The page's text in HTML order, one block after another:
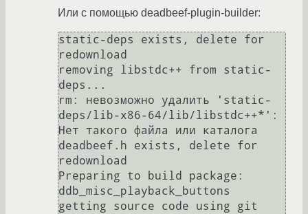
Или с помощью deadbeef-plugin-builder:
static-deps exists, delete for
redownload
removing libstdc++ from static-
deps...
rm: невозможно удалить 'static-
deps/lib-x86-64/lib/libstdc++*':
Нет такого файла или каталога
deadbeef.h exists, delete for
redownload
Preparing to build package:
ddb_misc_playback_buttons
getting source code using git